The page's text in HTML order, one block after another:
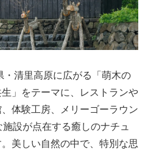
清里高原に広がる「萌木の
」をテーマに、レストランや
体験工房、メリーゴーラウン
設が点在する癒しのナチュ
美しい自然の中で、特別な思